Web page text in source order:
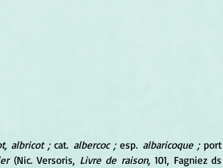
albricot ; cat. albercoc ; esp. albaricoque ;
(Nic. Versoris, Livre de raison, 101, Fagniez ds